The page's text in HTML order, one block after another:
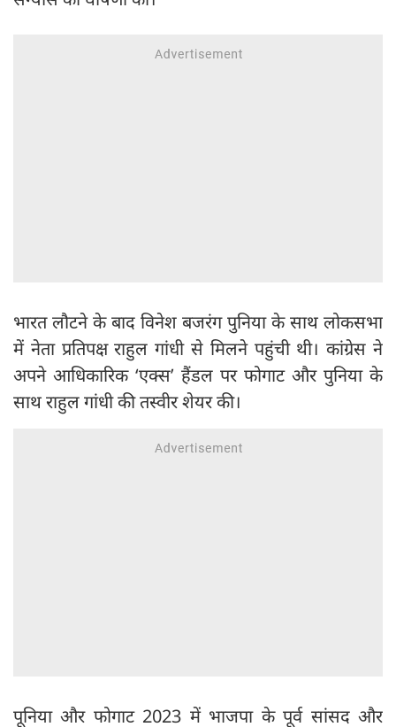
भारत लौटने के बाद विनेश बजरंग पुनिया के साथ लोकसभा
में नेता प्रतिपक्ष राहुल गांधी से मिलने पहुंची थी। कांग्रेस ने
अपने आधिकारिक ‘एक्स’ हैंडल पर फोगाट और पुनिया के
साथ राहुल गांधी की तस्वीर शेयर की।
पूनिया और फोगाट 2023 में भाजपा के पूर्व सांसद और